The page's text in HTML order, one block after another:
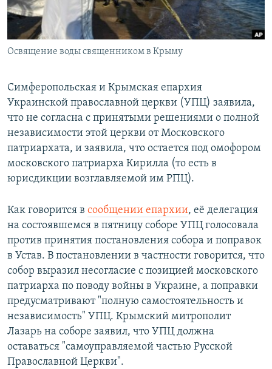
ПОБЕДИТЕЛЕЙ НЕ СУДЯТ?
КРЫМ.НЕПОКОРЕННЫЙ
ELIFBE
ПРИСОЕДИНЯЙТЕСЬ!
Все сайты RFE/RL
Освящение воды священником в Крыму
Симферопольская и Крымская епархия
Украинской православной церкви (УПЦ) заявила,
что не согласна с принятыми решениями о полной
независимости этой церкви от Московского
патриархата, и заявила, что остается под омофором
московского патриарха Кирилла (то есть в
юрисдикции возглавляемой им РПЦ).
Как говорится в сообщении епархии, её делегация
на состоявшемся в пятницу соборе УПЦ голосовала
против принятия постановления собора и поправок
в Устав. В постановлении в частности говорится, что
собор выразил несогласие с позицией московского
патриарха по поводу войны в Украине, а поправки
предусматривают "полную самостоятельность и
независимость" УПЦ. Крымский митрополит
Лазарь на соборе заявил, что УПЦ должна
оставаться "самоуправляемой частью Русской
Православной Церкви".